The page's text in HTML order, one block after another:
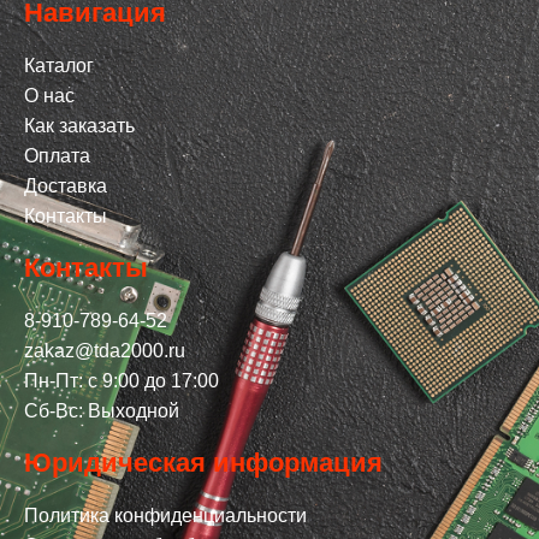
Навигация
Каталог
О нас
Как заказать
Оплата
Доставка
Контакты
Контакты
8-910-789-64-52
zakaz@tda2000.ru
Пн-Пт: с 9:00 до 17:00
Сб-Вс: Выходной
Юридическая информация
Политика конфиденциальности